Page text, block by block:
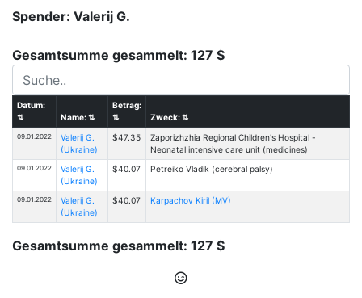
Spender: Valerij G.
Gesamtsumme gesammelt: 127 $
Datum:
⇅
Name:⇅
Betrag:
⇅
Zweck:⇅
09.01.2022
Valerij G.
(Ukraine)
$47.35
Zaporizhzhia Regional Children's Hospital -
Neonatal intensive care unit (medicines)
09.01.2022
Valerij G.
(Ukraine)
$40.07 Petreiko Vladik (cerebral palsy)
09.01.2022
Valerij G.
(Ukraine)
$40.07 Karpachov Kiril (MV)
Gesamtsumme gesammelt: 127 $